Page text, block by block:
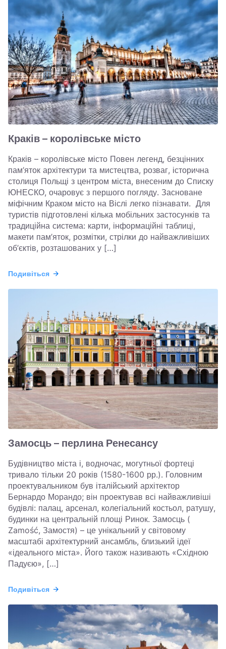
Краків – королівське місто
Краків – королівське місто Повен легенд, безцінних
пам’яток архітектури та мистецтва, розваг, історична
столиця Польщі з центром міста, внесеним до Списку
ЮНЕСКО, очаровує з першого погляду. Засноване
міфічним Краком місто на Віслі легко пізнавати. Для
туристів підготовлені кілька мобільних застосунків та
традиційна система: карти, інформаційні таблиці,
макети пам’яток, розмітки, стрілки до найважливіших
об’єктів, розташованих у […]
Подивіться
Замосць – перлина Ренесансу
Будівництво міста і, водночас, могутньої фортеці
тривало тільки 20 років (1580-1600 рр.). Головним
проектувальником був італійський архітектор
Бернардо Морандо; він проектував всі найважливіші
будівлі: палац, арсенал, колегіальний костьол, ратушу,
будинки на центральній площі Ринок. Замосць (
Zamość, Замостя) – це унікальний у світовому
масштабі архітектурний ансамбль, близький ідеї
«ідеального міста». Його також називають «Східною
Падуєю», […]
Подивіться